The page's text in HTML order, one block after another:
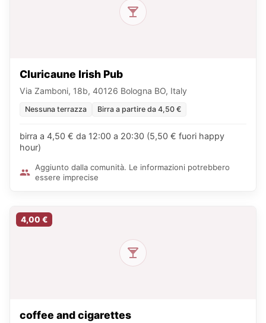
Cluricaune Irish Pub
Via Zamboni, 18b, 40126 Bologna BO, Italy
Nessuna terrazza Birra a partire da 4,50 €
birra a 4,50 € da 12:00 a 20:30 (5,50 € fuori happy
hour)
Aggiunto dalla comunità. Le informazioni potrebbero
essere imprecise
4,00 €
coffee and cigarettes